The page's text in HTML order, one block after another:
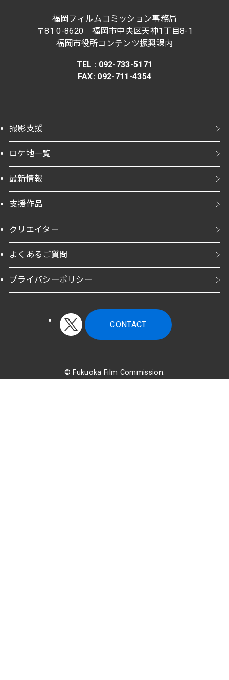
福岡フィルムコミッション事務局
〒81 0-8620 福岡市中央区天神1丁目8-1
福岡市役所コンテンツ振興課内
TEL : 092-733-5171
FAX: 092-711-4354
撮影支援
ロケ地一覧
最新情報
支援作品
クリエイター
よくあるご質問
プライバシーポリシー
CONTACT
© Fukuoka Film Commission.